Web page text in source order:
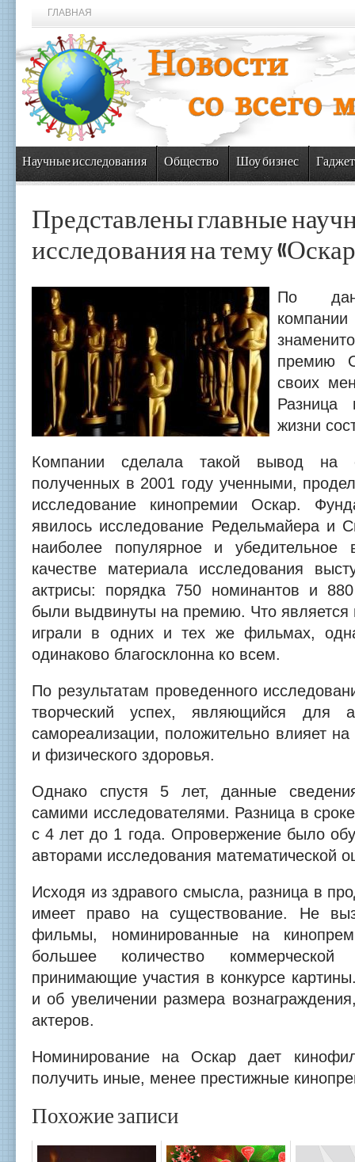
ГЛАВНАЯ
Научные исследования Общество Шоу бизнес
Представлены главные
исследования на тему
По
премию
своих
Разница
жизни
Компании сделала такой вывод на
полученных в 2001 году ученными,
исследование кинопремии Оскар.
явилось исследование Редельмайера и
наиболее популярное и
качестве материала исследования
актрисы: порядка 750 номинантов и
были выдвинуты на премию. Что является
играли в одних и тех же фильмах,
одинаково благосклонна ко всем.
По результатам проведенного
творческий успех, являющийся для
самореализации, положительно влияет на
и физического здоровья.
Однако спустя 5 лет, данные
самими исследователями. Разница в
с 4 лет до 1 года. Опровержение было
авторами исследования математической
Исходя из здравого смысла, разница в
имеет право на существование. Не
фильмы, номинированные на
большее количество
принимающие участия в конкурсе
и об увеличении размера
актеров.
Номинирование на Оскар дает
получить иные, менее престижные
Похожие записи